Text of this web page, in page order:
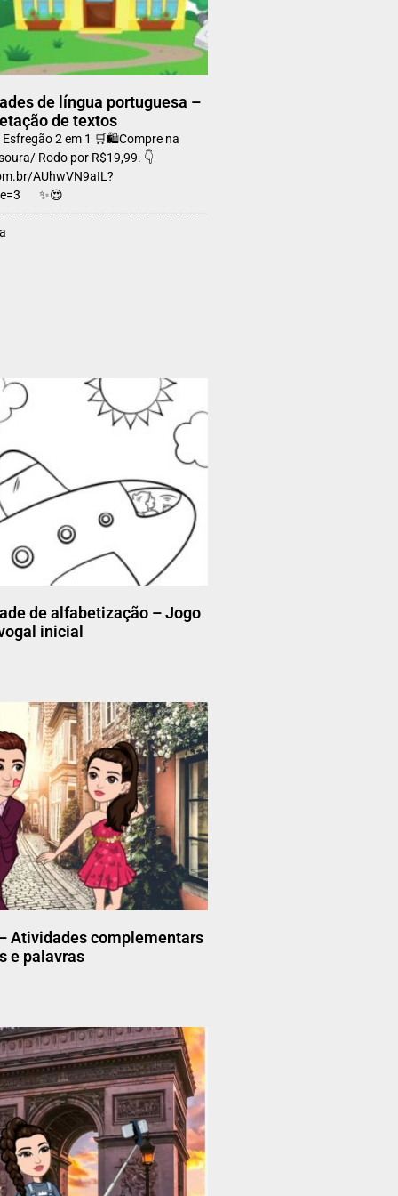
de língua portuguesa –
de textos
Esfregão 2 em 1 🛒🛍️Compre na
Rodo por R$19,99. 👇
AUhwVN9aIL?
✨😍
de alfabetização – Jogo
inicial
Atividades complementars
e palavras